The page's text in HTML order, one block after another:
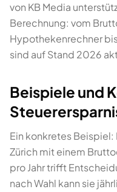
von KB Media
Berechnung: vom
Hypothekenrechner
sind auf Stand 2026
Beispiele und
Ein konkretes
Zürich mit einem
pro Jahr trifft
nach Wahl kann sie